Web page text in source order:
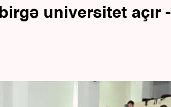
universitet açır -